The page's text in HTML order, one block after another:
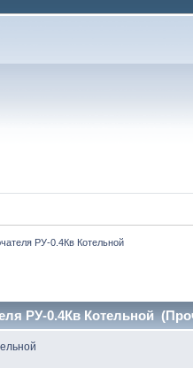
РУ-0.4Кв Котельной
РУ-0.4Кв Котельной